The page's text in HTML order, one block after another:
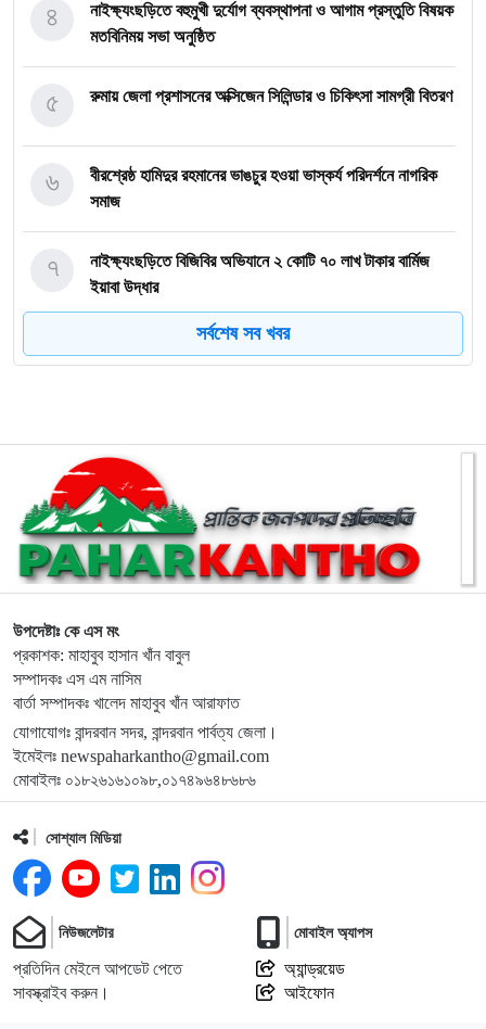
নাইক্ষ্যংছড়িতে বহুমুখী দুর্যোগ ব্যবস্থাপনা ও আগাম প্রস্তুতি বিষয়ক
মতবিনিময় সভা অনুষ্ঠিত
৪
রুমায় জেলা প্রশাসনের অক্সিজেন সিলিন্ডার ও চিকিৎসা সামগ্রী বিতরণ
৫
বীরশ্রেষ্ঠ হামিদুর রহমানের ভাঙচুর হওয়া ভাস্কর্য পরিদর্শনে নাগরিক
সমাজ
৬
নাইক্ষ্যংছড়িতে বিজিবির অভিযানে ২ কোটি ৭০ লাখ টাকার বার্মিজ
ইয়াবা উদ্ধার
৭
৮
মিছিল ও সমাবেশ
৯
লামার ফাইতংয়ে ভূমি জালিয়াতির অভিযোগ
১০
জুলাই গণঅভ্যুত্থান দিবসে শহীদের প্রতি রাঙ্গামাটি পার্বত্য জেলা
পরিষদের শ্রদ্ধাঞ্জলি
১১
নাইক্ষ্যংছড়ি উপজেলা প্রশাসনের উদ্যোগে ‘জুলাই গণ-অভ্যুত্থান
দিবস’ পালিত
১২
লামায় সংস্কারের চার মাসের মাথায় আবারও সেতু ধস
১৩
জুলাই গণঅভ্যুত্থান দিবসে শহীদদের প্রতি শ্রদ্ধা জানালেন এমপি
দীপেন দেওয়ান
১৪
রামুর কচ্ছপিয়ায় ১১ বিজিবির অভিযানে ইয়াবা ও মদ উদ্ধার আটক–১
১৫
সর্বশেষ সব খবর
উপদেষ্টাঃ কে এস মং
প্রকাশক: মাহাবুব হাসান খাঁন বাবুল
সম্পাদকঃ এস এম নাসিম
বার্তা সম্পাদকঃ খালেদ মাহাবুব খাঁন আরাফাত
যোগাযোগঃ বান্দরবান সদর, বান্দরবান পার্বত্য জেলা।
ইমেইলঃ newspaharkantho@gmail.com
মোবাইলঃ ০১৮২৬১৬১০৯৮,০১৭৪৯৬৪৮৬৮৬
সোশ্যাল মিডিয়া
নিউজলেটার
প্রতিদিন মেইলে আপডেট পেতে
সাবস্ক্রাইব করুন।
মোবাইল অ্যাপস
অ্যান্ড্রয়েড
আইফোন